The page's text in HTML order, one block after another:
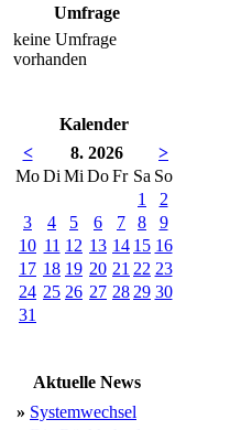
Umfrage
keine Umfrage
vorhanden
Kalender
<
8. 2026
>
MoDi Mi DoFr Sa So
1
2
3
4 5 6 7 8
9
10 11 12 13 14 15 16
17 18 19 20 21 22 23
24 25 26 27 28 29 30
31
Aktuelle News
» Systemwechsel